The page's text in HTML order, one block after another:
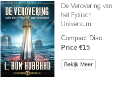
De Verovering van
het Fysisch
Universum
Compact Disc
Price €15
Bekijk Meer